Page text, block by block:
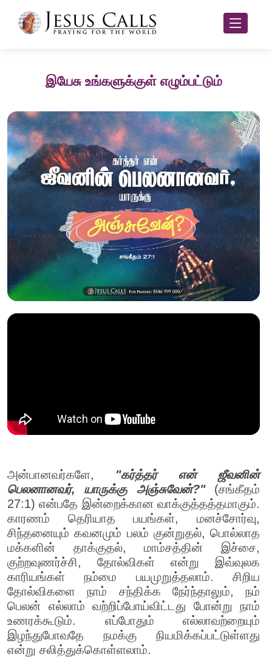
இயேசு உங்களுக்குள் எழும்பட்டும்
அன்பானவர்களே, "கர்த்தர் என் ஜீவனின்
பெலனானவர், யாருக்கு அஞ்சுவேன்?" (சங்கீதம்
27:1) என்பதே இன்றைக்கான வாக்குத்தத்தமாகும்.
காரணம் தெரியாத பயங்கள், மனச்சோர்வு,
சிந்தனையும் கவனமும் பலம் குன்றுதல், பொல்லாத
மக்களின் தாக்குதல், மாம்சத்தின் இச்சை,
குற்றவுணர்ச்சி, தோல்விகள் என்று இவ்வுலக
காரியங்கள் நம்மை பயமுறுத்தலாம். சிறிய
தோல்விகளை நாம் சந்திக்க நேர்ந்தாலும், நம்
பெலன் எல்லாம் வற்றிப்போய்விட்டது போன்று நாம்
உணரக்கூடும். எப்போதும் எல்லாவற்றையும்
இழந்துபோவதே நமக்கு நியமிக்கப்பட்டுள்ளது
என்று சலித்துக்கொள்ளலாம்.